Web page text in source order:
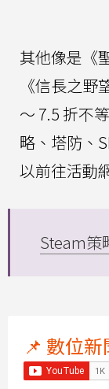
其他像是《
《信長之野
～ 7.5 折不
略、塔防、
以前往活動
Steam策
📌 數位新